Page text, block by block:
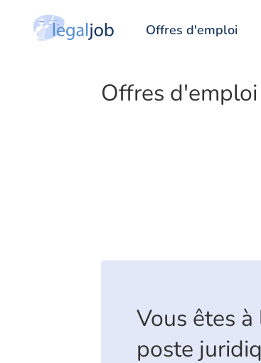
Offres d'emploi
Offres
Vous êtes
poste